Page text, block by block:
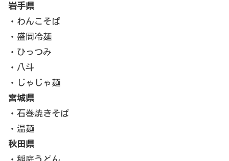
岩手県
・わんこそば
・盛岡冷麺
・ひっつみ
・八斗
・じゃじゃ麺
宮城県
・石巻焼きそば
・温麺
秋田県
・稲庭うどん